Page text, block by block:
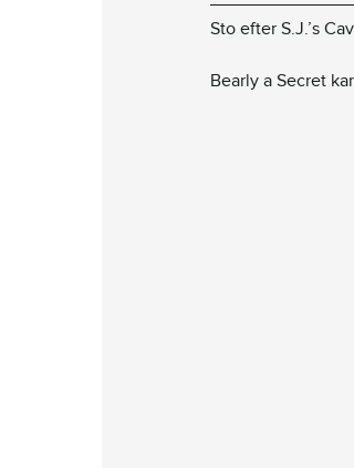
Sto efter S.J.’s
Bearly a Secret